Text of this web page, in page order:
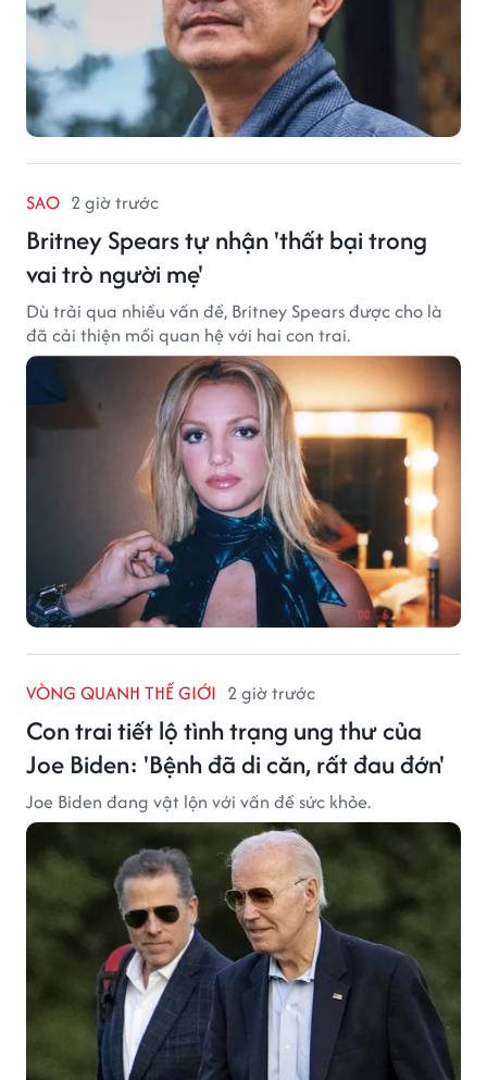
SAO 2 giờ trước
Britney Spears tự nhận 'thất bại trong
vai trò người mẹ'
Dù trải qua nhiều vấn đề, Britney Spears được cho là
đã cải thiện mối quan hệ với hai con trai.
VÒNG QUANH THẾ GIỚI 2 giờ trước
Con trai tiết lộ tình trạng ung thư của
Joe Biden: 'Bệnh đã di căn, rất đau đớn'
Joe Biden đang vật lộn với vấn đề sức khỏe.